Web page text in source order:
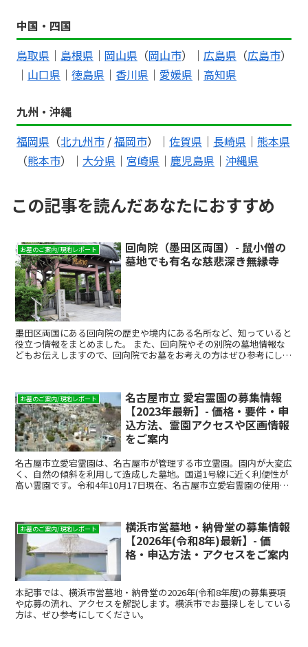
中国・四国
鳥取県 ｜ 島根県 ｜ 岡山県 （岡山市）｜ 広島県 （広島市）
｜ 山口県 ｜ 徳島県 ｜ 香川県 ｜ 愛媛県 ｜ 高知県
九州・沖縄
福岡県 （北九州市 /福岡市）｜ 佐賀県 ｜ 長崎県 ｜ 熊本県
（熊本市）｜ 大分県 ｜ 宮崎県 ｜ 鹿児島県 ｜ 沖縄県
この記事を読んだあなたにおすすめ
お墓のご案内/現地レポート
回向院（墨田区両国）- 鼠小僧の
墓地でも有名な慈悲深き無縁寺
墨田区両国にある回向院の歴史や境内にある名所など、知っていると
役立つ情報をまとめました。 また、回向院やその別院の墓地情報な
どもお伝えしますので、回向院でお墓をお考えの方はぜひ参考にして
お墓のご案内/現地レポート
名古屋市立 愛宕霊園の募集情報
【2023年最新】- 価格・要件・申
込方法、霊園アクセスや区画情報
をご案内
名古屋市立愛宕霊園は、名古屋市が管理する市立霊園。園内が大変広
く、自然の傾斜を利用して造成した墓地。国道1号線に近く利便性が
高い霊園です。令和4年10月17日現在、名古屋市立愛宕霊園の使用者
お墓のご案内/現地レポート
横浜市営墓地・納骨堂の募集情報
【2026年(令和8年)最新】- 価
格・申込方法・アクセスをご案内
本記事では、横浜市営墓地・納骨堂の2026年(令和8年度)の募集要項
や応募の流れ、アクセスを解説します。横浜市でお墓探しをしている
方は、ぜひ参考にしてください。